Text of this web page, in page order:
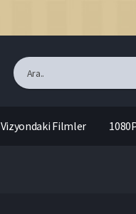
Vizyondaki Filmler